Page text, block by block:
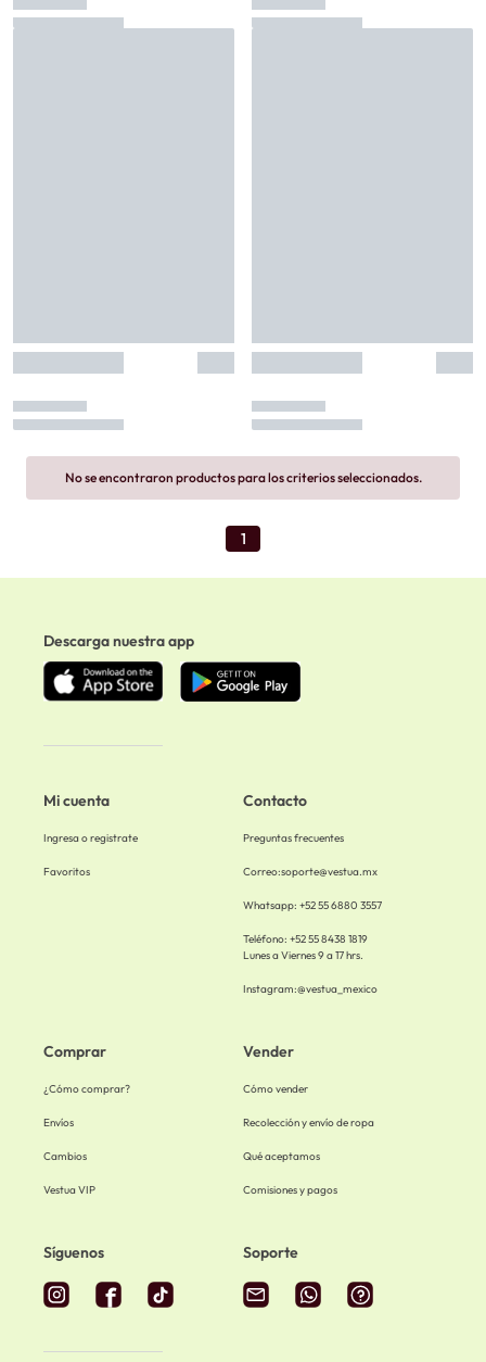
No se encontraron productos para los criterios seleccionados.
1
Descarga nuestra app
Mi cuenta
Ingresa o registrate
Favoritos
Contacto
Preguntas frecuentes
Correo:soporte@vestua.mx
Whatsapp: +52 55 6880 3557
Teléfono: +52 55 8438 1819
Lunes a Viernes 9 a 17 hrs.
Instagram:@vestua_mexico
Comprar
¿Cómo comprar?
Envíos
Cambios
Vestua VIP
Vender
Cómo vender
Recolección y envío de ropa
Qué aceptamos
Comisiones y pagos
Síguenos Soporte